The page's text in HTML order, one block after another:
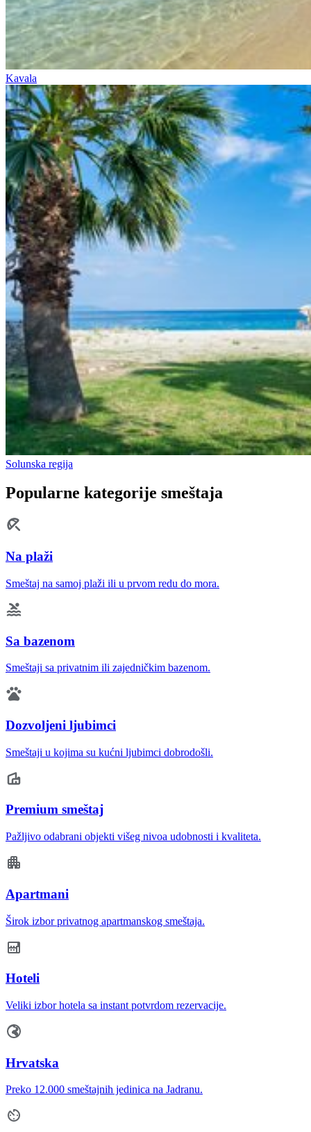
Kavala
Solunska regija
Popularne kategorije smeštaja
Na plaži
Smeštaj na samoj plaži ili u prvom redu do mora.
Sa bazenom
Smeštaji sa privatnim ili zajedničkim bazenom.
Dozvoljeni ljubimci
Smeštaji u kojima su kućni ljubimci dobrodošli.
Premium smeštaj
Pažljivo odabrani objekti višeg nivoa udobnosti i kvaliteta.
Apartmani
Širok izbor privatnog apartmanskog smeštaja.
Hoteli
Veliki izbor hotela sa instant potvrdom rezervacije.
Hrvatska
Preko 12.000 smeštajnih jedinica na Jadranu.